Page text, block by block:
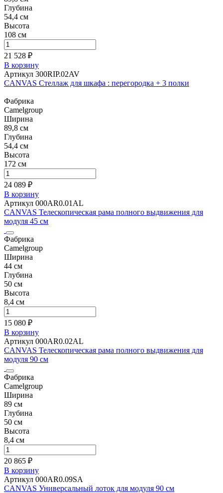
Глубина
54,4 см
Высота
108 см
21 528 ₽
В корзину
Артикул 300RIP.02AV
CANVAS Стеллаж для шкафа : перегородка + 3 полки
Фабрика
Camelgroup
Ширина
89,8 см
Глубина
54,4 см
Высота
172 см
24 089 ₽
В корзину
Артикул 000AR0.01AL
CANVAS Телескопическая рама полного выдвижения для
модуля 45 см
Фабрика
Camelgroup
Ширина
44 см
Глубина
50 см
Высота
8,4 см
15 080 ₽
В корзину
Артикул 000AR0.02AL
CANVAS Телескопическая рама полного выдвижения для
модуля 90 см
Фабрика
Camelgroup
Ширина
89 см
Глубина
50 см
Высота
8,4 см
20 865 ₽
В корзину
Артикул 000AR0.09SA
CANVAS Универсальный лоток для модуля 90 см